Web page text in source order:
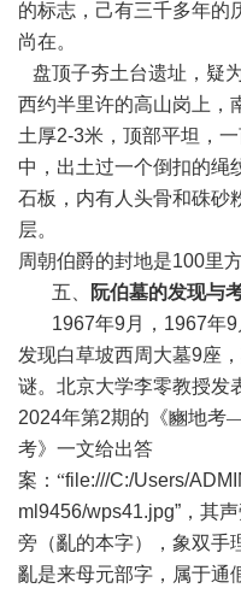
的标志，己有三千多年的
尚在。
盘顶子夯土台遗址，疑
西约半里许的高山岗上，
土厚2-3米，顶部平坦，
中，出土过一个倒扣的绳
石板，内有人头骨和硃砂
层。
周朝伯爵的封地是100里
五、
阮伯墓的发现与
1967年9月， 1967年9
发现白草坡西周大墓9座
谜。北京大学李零教授发
2024年第2期的《豳地考
考》一文给出答
案：“file:///C:/Users/
ml9456/wps41.jpg”，其
旁（亂的本字），象双手
亂是来母元部字，属于通